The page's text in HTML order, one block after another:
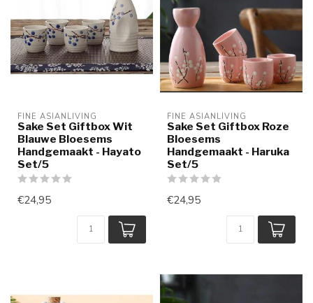
FINE ASIANLIVING
Sake Set Giftbox Wit
Blauwe Bloesems
Handgemaakt - Hayato
Set/5
€24,95
FINE ASIANLIVING
Sake Set Giftbox Roze
Bloesems
Handgemaakt - Haruka
Set/5
€24,95